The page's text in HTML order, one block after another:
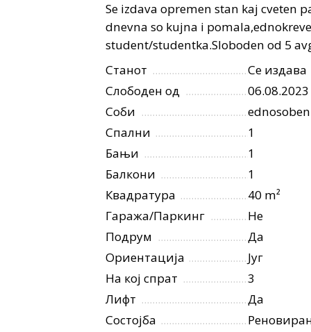
Se izdava opremen stan kaj cveten
dnevna so kujna i
student/studentka.Sloboden od 5
Станот
Се издава
Слободен од
06.08.2023
Соби
ednosoben
Спални
1
Бањи
1
Балкони
1
Квадратура
40 m²
Гаража/Паркинг
Не
Подрум
Да
Ориентација
Југ
На кој спрат
3
Лифт
Да
Состојба